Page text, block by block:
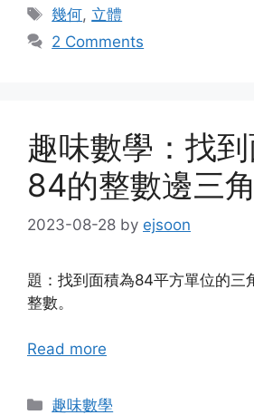
Tags
幾何, 立體
2 Comments
趣味數學：找
84的整數邊三
2023-08-28 by ejsoon
題：找到面積為84平方單位的三
整數。
Read more
Categories
趣味數學